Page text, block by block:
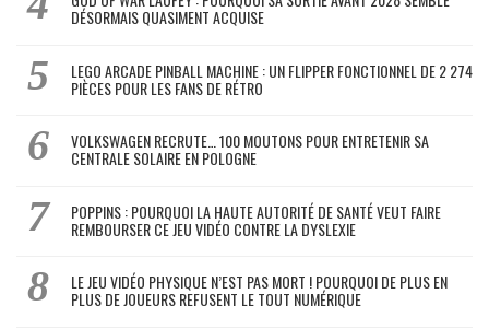
DÉSORMAIS QUASIMENT ACQUISE
LEGO ARCADE PINBALL MACHINE : UN FLIPPER FONCTIONNEL DE 2 274
PIÈCES POUR LES FANS DE RÉTRO
VOLKSWAGEN RECRUTE… 100 MOUTONS POUR ENTRETENIR SA
CENTRALE SOLAIRE EN POLOGNE
POPPINS : POURQUOI LA HAUTE AUTORITÉ DE SANTÉ VEUT FAIRE
REMBOURSER CE JEU VIDÉO CONTRE LA DYSLEXIE
LE JEU VIDÉO PHYSIQUE N’EST PAS MORT ! POURQUOI DE PLUS EN
PLUS DE JOUEURS REFUSENT LE TOUT NUMÉRIQUE